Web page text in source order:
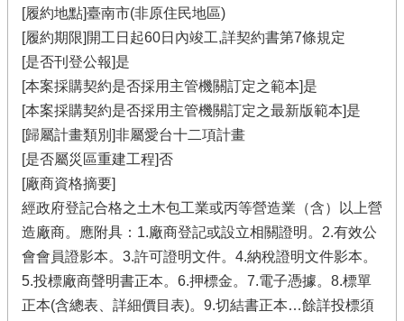
[履約地點]臺南市(非原住民地區)
[履約期限]開工日起60日內竣工,詳契約書第7條規定
[是否刊登公報]是
[本案採購契約是否採用主管機關訂定之範本]是
[本案採購契約是否採用主管機關訂定之最新版範本]是
[歸屬計畫類別]非屬愛台十二項計畫
[是否屬災區重建工程]否
[廠商資格摘要]
經政府登記合格之土木包工業或丙等營造業（含）以上營
造廠商。應附具：1.廠商登記或設立相關證明。2.有效公
會會員證影本。3.許可證明文件。4.納稅證明文件影本。
5.投標廠商聲明書正本。6.押標金。7.電子憑據。8.標單
正本(含總表、詳細價目表)。9.切結書正本…餘詳投標須